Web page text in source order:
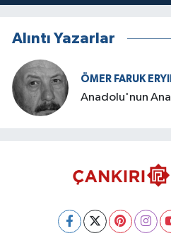
Alıntı Yazarlar
ÖMER FARUK
Anadolu'nun